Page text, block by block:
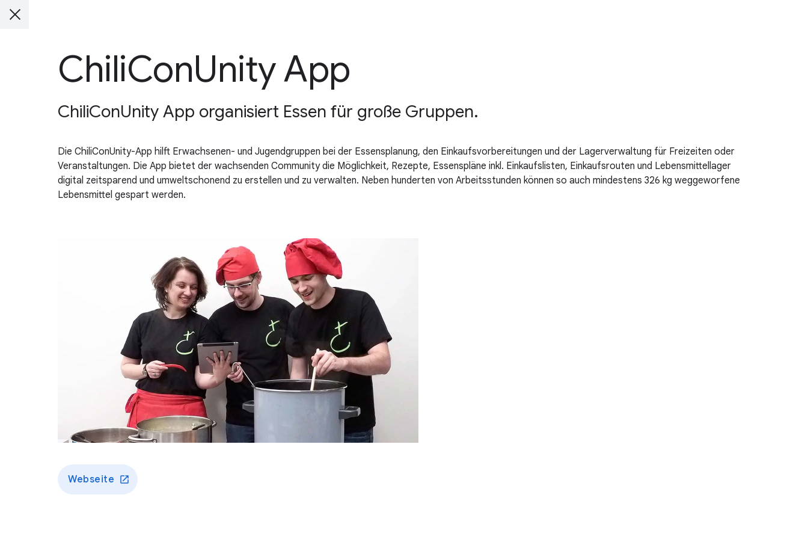
ChiliConUnity App
ChiliConUnity App organisiert Essen für große Gruppen.
Die ChiliConUnity-App hilft Erwachsenen- und Jugendgruppen bei der Essensplanung, den Einkaufsvorbereitungen und der Lagerverwaltung für Freizeiten oder
Veranstaltungen. Die App bietet der wachsenden Community die Möglichkeit, Rezepte, Essenspläne inkl. Einkaufslisten, Einkaufsrouten und Lebensmittellager
digital zeitsparend und umweltschonend zu erstellen und zu verwalten. Neben hunderten von Arbeitsstunden können so auch mindestens 326 kg weggeworfene
Lebensmittel gespart werden.
Webseite